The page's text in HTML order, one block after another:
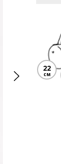
22
см